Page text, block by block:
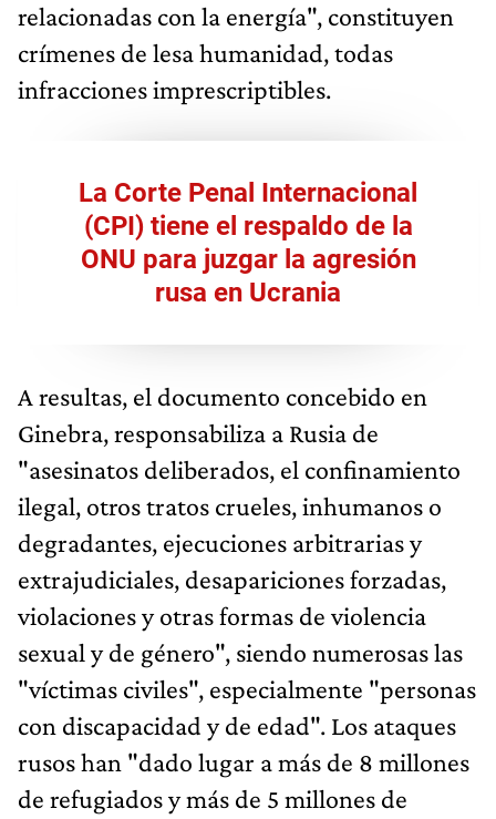
relacionadas con la energía", constituyen
crímenes de lesa humanidad, todas
infracciones imprescriptibles.
La Corte Penal Internacional
(CPI) tiene el respaldo de la
ONU para juzgar la agresión
rusa en Ucrania
A resultas, el documento concebido en
Ginebra, responsabiliza a Rusia de
"asesinatos deliberados, el confinamiento
ilegal, otros tratos crueles, inhumanos o
degradantes, ejecuciones arbitrarias y
extrajudiciales, desapariciones forzadas,
violaciones y otras formas de violencia
sexual y de género", siendo numerosas las
"víctimas civiles", especialmente "personas
con discapacidad y de edad". Los ataques
rusos han "dado lugar a más de 8 millones
de refugiados y más de 5 millones de